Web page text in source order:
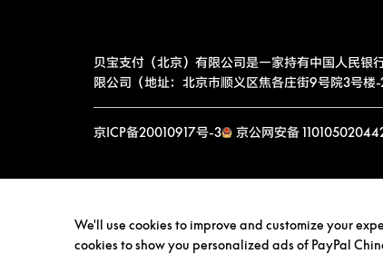
贝宝支付（北京）有限公司是一家持有中国人民银
限公司（地址：北京市顺义区焦各庄街9号院3号楼
京ICP备20010917号-3 京公网安备
We'll use cookies to improve and customize your
cookies to show you personalized ads of PayPal